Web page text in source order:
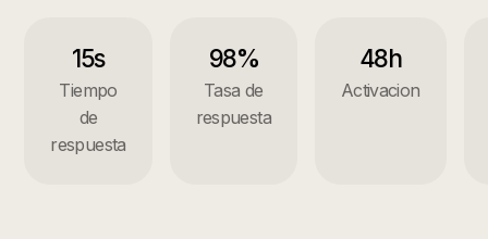
15s
Tiempo
de
respuesta
98%
Tasa de
respuesta
48h
Activacion